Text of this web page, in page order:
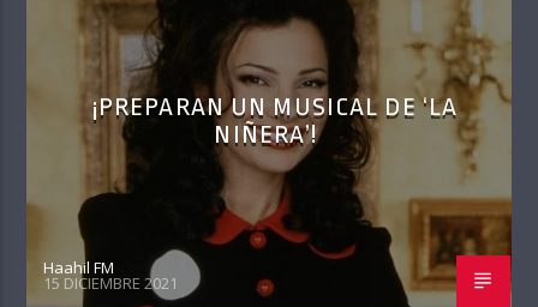
¡PREPARAN UN MUSICAL DE ‘LA
NIÑERA’!
Haahil FM
15 DICIEMBRE 2021